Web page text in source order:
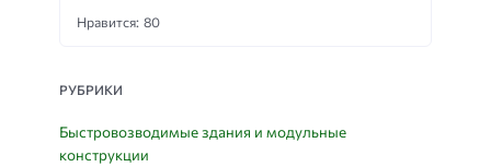
Нравится: 80
РУБРИКИ
Быстровозводимые здания и модульные
конструкции